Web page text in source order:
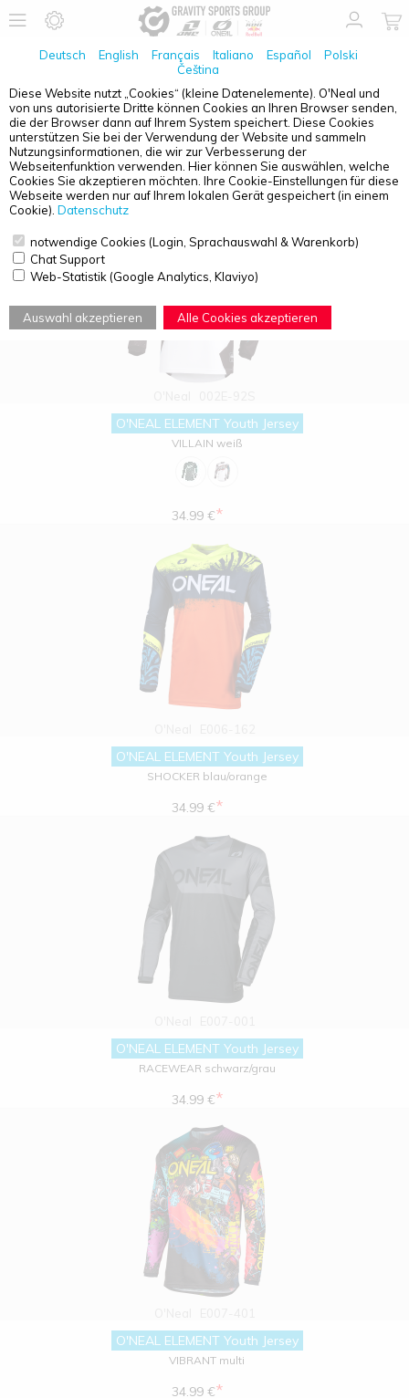
Deutsch English Français Italiano Español
Polski
Čeština
Diese Website nutzt „Cookies“ (kleine Datenelemente). O'Neal und
von uns autorisierte Dritte können Cookies an Ihren Browser senden,
die der Browser dann auf Ihrem System speichert. Diese Cookies
unterstützen Sie bei der Verwendung der Website und sammeln
Nutzungsinformationen, die wir zur Verbesserung der
Webseitenfunktion verwenden. Hier können Sie auswählen, welche
Cookies Sie akzeptieren möchten. Ihre Cookie-Einstellungen für diese
Webseite werden nur auf Ihrem lokalen Gerät gespeichert (in einem
Cookie). Datenschutz
notwendige Cookies (Login, Sprachauswahl & Warenkorb)
Chat Support
Web-Statistik (Google Analytics, Klaviyo)
Auswahl akzeptieren Alle Cookies akzeptieren
PRODUKTÜBERSICHT - O'NEAL ELEMENT
O'NEAL ELEMENT Youth Jersey
VILLAIN weiß
34.99 €*
O'NEAL ELEMENT Youth Jersey
SHOCKER blau/orange
34.99 €*
O'NEAL ELEMENT Youth Jersey
RACEWEAR schwarz/grau
34.99 €*
O'NEAL ELEMENT Youth Jersey
VIBRANT multi
34.99 €*